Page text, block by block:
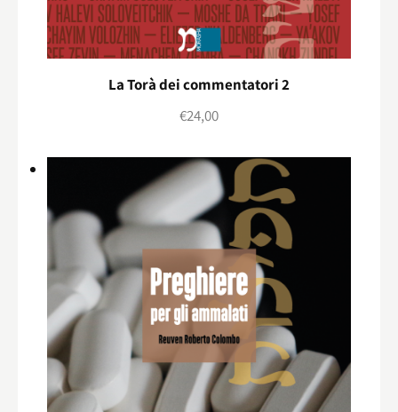
La Torà dei commentatori 2
€24,00